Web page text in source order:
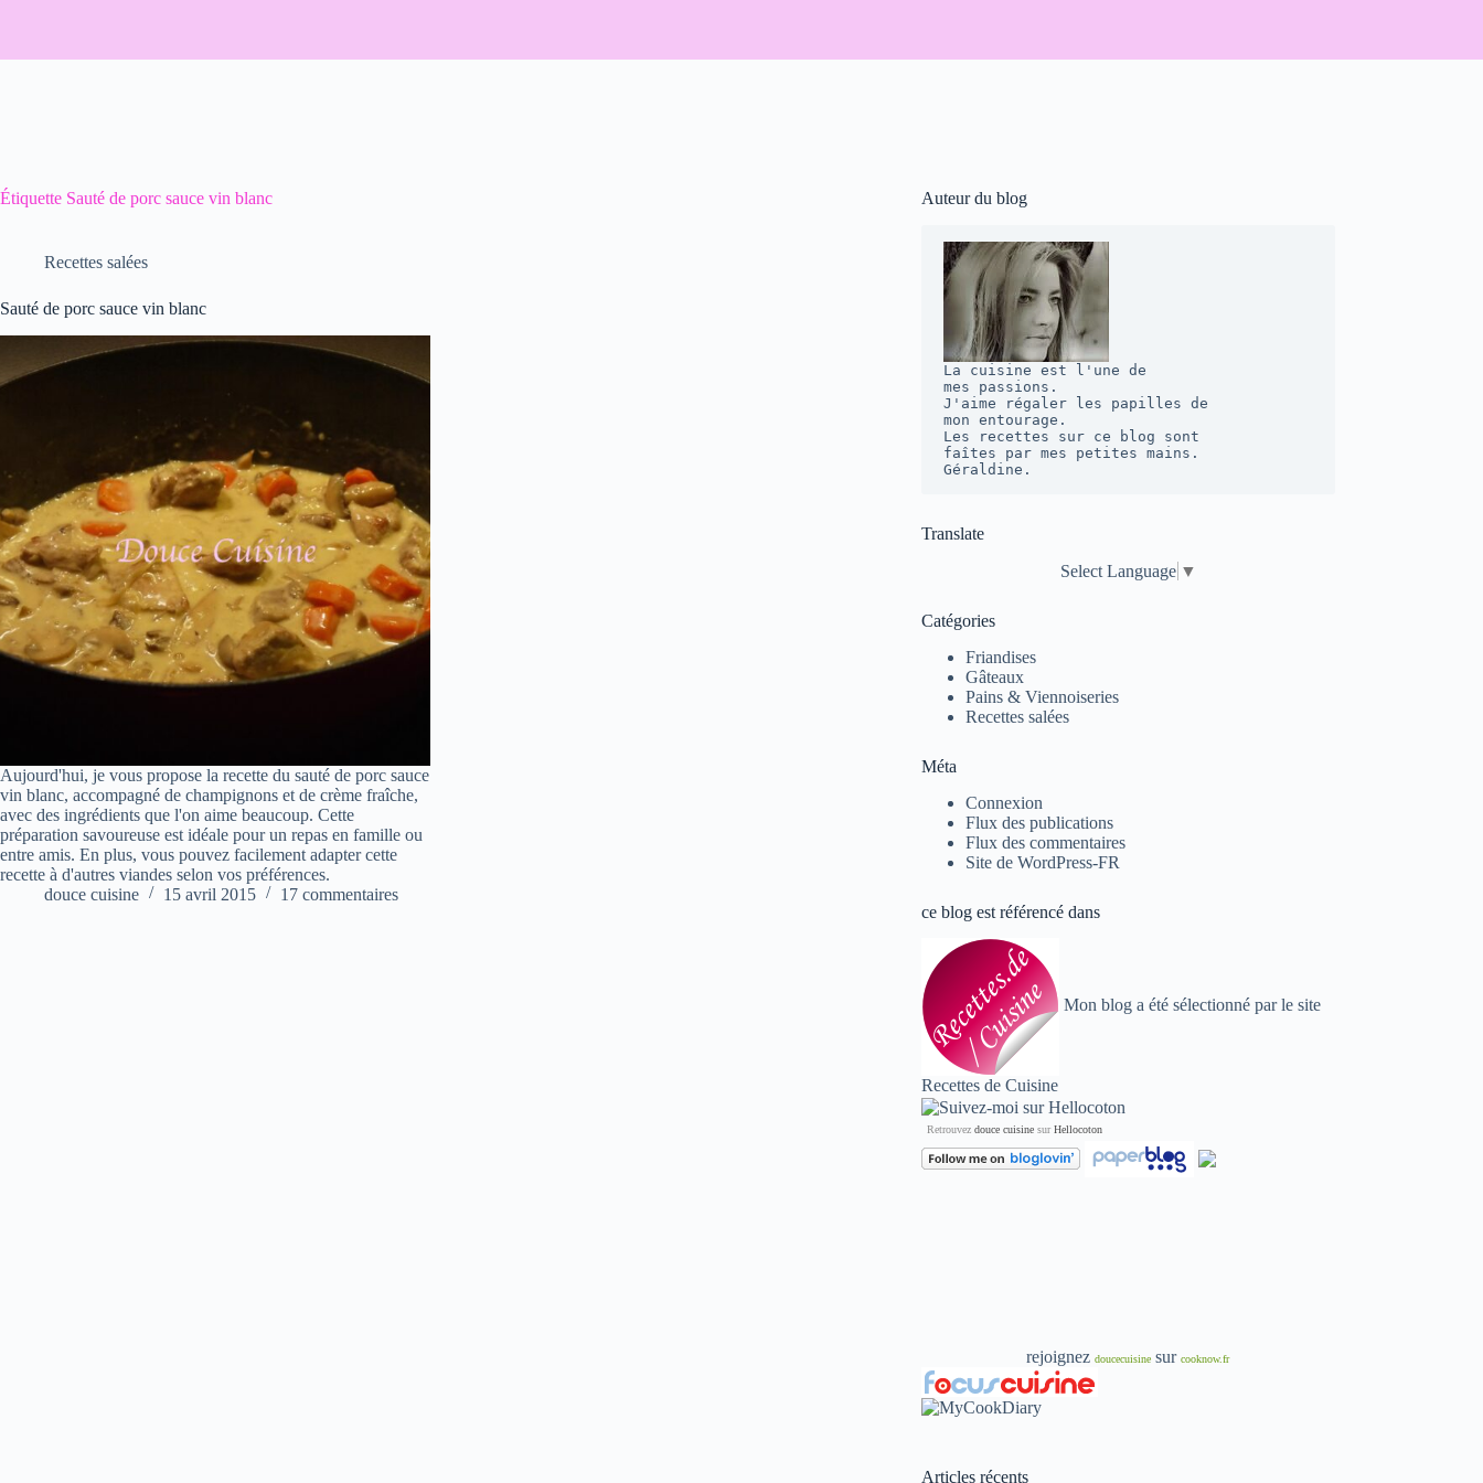
Étiquette Sauté de porc sauce vin blanc
Recettes salées
Sauté de porc sauce vin blanc
Aujourd'hui, je vous propose la recette du sauté de porc sauce
vin blanc, accompagné de champignons et de crème fraîche,
avec des ingrédients que l'on aime beaucoup. Cette
préparation savoureuse est idéale pour un repas en famille ou
entre amis. En plus, vous pouvez facilement adapter cette
recette à d'autres viandes selon vos préférences.
douce cuisine
15 avril 2015 17 commentaires
Auteur du blog
La cuisine est l'une de
mes passions.
J'aime régaler les papilles de
mon entourage.
Les recettes sur ce blog sont
faîtes par mes petites mains.
Géraldine.
Translate
Select Language ▼
Catégories
Friandises
Gâteaux
Pains & Viennoiseries
Recettes salées
Méta
Connexion
Flux des publications
Flux des commentaires
Site de WordPress-FR
ce blog est référencé dans
Mon blog a été sélectionné par le site
Recettes de Cuisine
Retrouvez douce cuisinesurHellocoton
rejoignezdoucecuisine surcooknow.fr
Articles récents